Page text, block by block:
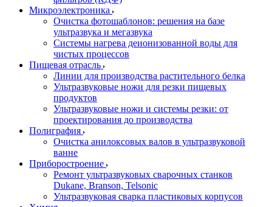
Микроэлектроника
Очистка фотошаблонов: решения на базе
ультразвука и мегазвука
Системы нагрева деионизованной воды для
чистых процессов
Пищевая отрасль
Линии для производства растительного белка
Ультразвуковые ножи для резки пищевых
продуктов
Ультразвуковые ножи и системы резки: от
проектирования до производства
Полиграфия
Очистка анилоксовых валов в ультразвуковой
ванне
Приборостроение
Ремонт ультразвуковых сварочных станков
Dukane, Branson, Telsonic
Ультразвуковая сварка пластиковых корпусов